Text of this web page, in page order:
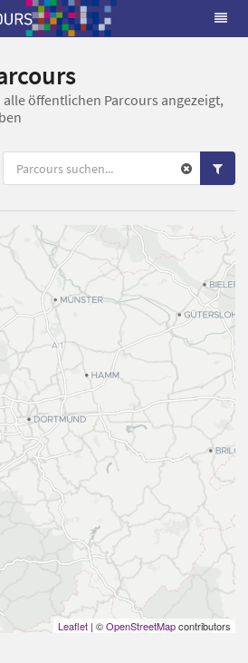
öffentlichen Parcours angezeigt,
Leaflet | ©OpenStreetMapcontributors